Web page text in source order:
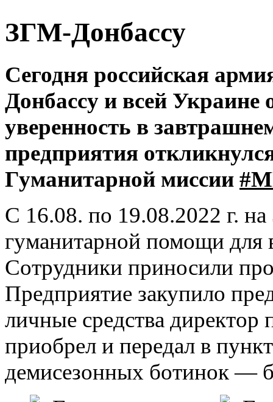
ЗГМ-Донбассу
Сегодня российская
Донбассу и всей Украине
уверенность в
предприятия
Гуманитарной миссии
С 16.08. по 19.08.2022 г.
гуманитарной помощи
Сотрудники приносили
Предприятие закупило
личные средства
приобрел и передал в
демисезонных ботинок —